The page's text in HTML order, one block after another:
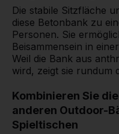
Die stabile Sitzfläche
diese Betonbank zu
Personen. Sie
Beisammensein in
Weil die Bank aus
wird, zeigt sie rundum
Kombinieren Sie
anderen Outdoor-
Spieltischen